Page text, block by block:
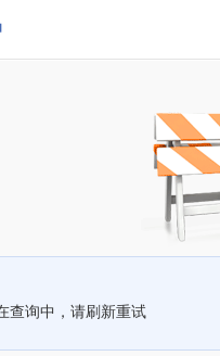
查询中，请刷新重试